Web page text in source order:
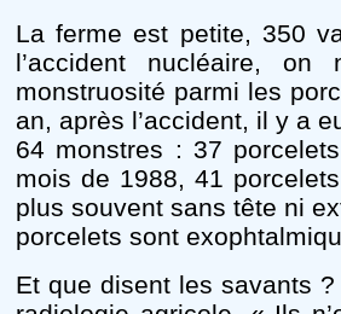
La ferme est petite, 350
l’accident nucléaire,
monstruosité parmi les
an, après l’accident, il y a
64 monstres : 37
mois de 1988, 41
plus souvent sans tête ni
porcelets sont
Et que disent les savants